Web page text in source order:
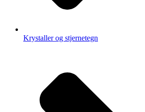
Krystaller og stjernetegn